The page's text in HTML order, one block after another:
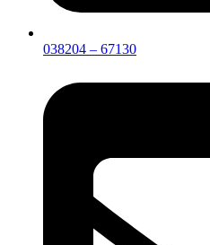
038204 – 67130